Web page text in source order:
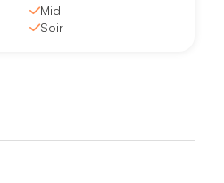
Midi
Soir